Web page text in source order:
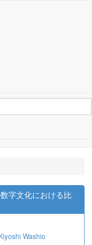
字文化における比
Washio